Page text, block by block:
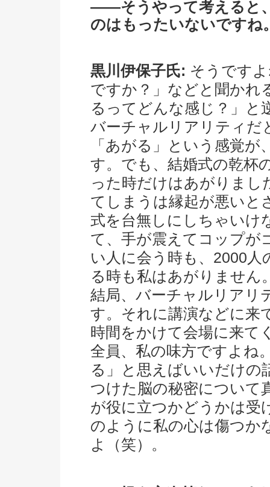
――そうやって考えると
のはもったいないですね
黒川伊保子氏: そうです
ですか？」などと聞かれ
るってどんな感じ？」と
バーチャルリアリティだ
「あがる」という感覚
す。でも、結婚式の乾杯
った時だけはあがりまし
てしまうは縁起が悪いと
式を台無しにしちゃいけ
て、手が震えてコップが
い人に会う時も、2000
る時も私はあがりません
結局、バーチャルリアリ
す。それに講演などに来
時間をかけて会場に来て
全員、私の味方ですよね
る」と思えばいいだけの
つけた脳の秘密について
が役に立つかどうかは受
のように私の心は傷つか
よ（笑）。